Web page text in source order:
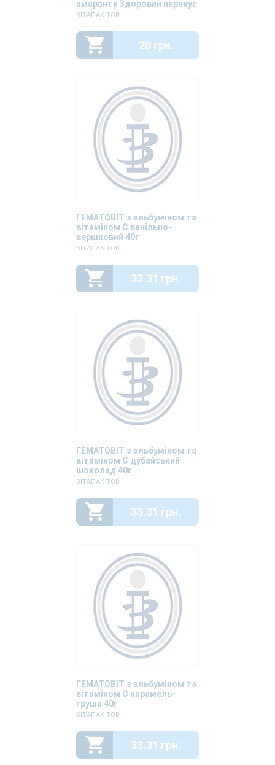
амаранту Здоровий перекус
25г
ВІТАПАК ТОВ
20 грн.
ГЕМАТОВІТ з альбуміном та
вітаміном С ванільно-
вершковий 40г
ВІТАПАК ТОВ
33.31 грн.
ГЕМАТОВІТ з альбуміном та
вітаміном С дубайський
шоколад 40г
ВІТАПАК ТОВ
33.31 грн.
ГЕМАТОВІТ з альбуміном та
вітаміном С карамель-
груша 40г
ВІТАПАК ТОВ
33.31 грн.